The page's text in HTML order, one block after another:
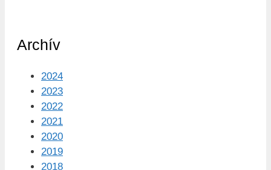
Archív
2024
2023
2022
2021
2020
2019
2018